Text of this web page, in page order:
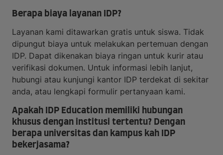
Berapa biaya layanan IDP?
Layanan kami ditawarkan gratis untuk siswa. Tidak
dipungut biaya untuk melakukan pertemuan dengan
IDP. Dapat dikenakan biaya ringan untuk kurir atau
verifikasi dokumen. Untuk informasi lebih lanjut,
hubungi atau kunjungi kantor IDP terdekat di sekitar
anda, atau lengkapi formulir pertanyaan kami.
Apakah IDP Education memiliki hubungan
khusus dengan institusi tertentu? Dengan
berapa universitas dan kampus kah IDP
bekerjasama?